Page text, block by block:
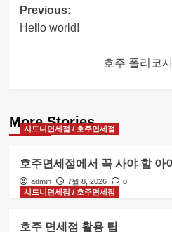
Post
navigation
Previous:
Hello world!
호주 폴리코
More Stories
시드니면세점 / 호주면세점
호주면세점에서 꼭 사야 할 아
admin 7월 8, 2026
0
시드니면세점 / 호주면세점
호주 면세점 활용 팁